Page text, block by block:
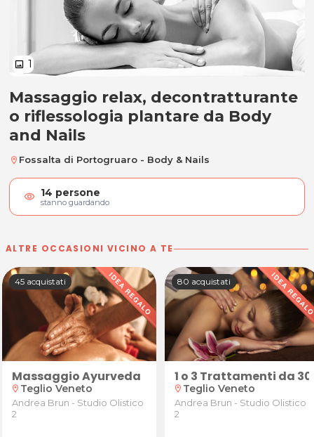
image 1
Massaggio relax,
Massaggio relax, decontratturante
o riflessologia plantare da Body
and Nails
location_on Fossalta di Portogruaro - Body & Nails
visibility 14 persone
stanno guardando
ALTRE OCCASIONI VICINO A TE
7 a Latisana
o da asporto
45 acquistati
Massaggio Ayurveda
location_on Teglio Veneto
Andrea Brun - Studio Olistico
2
80 acquistati
1 o 3 Trattamenti da
location_on Teglio Veneto
Andrea Brun - Studio Olistico
2